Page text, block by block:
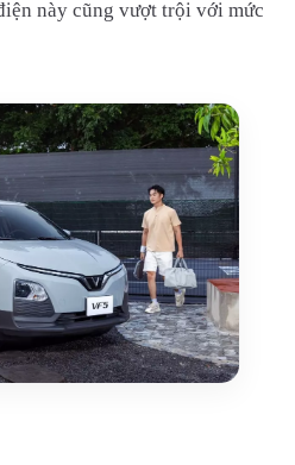
này cũng vượt trội với mức